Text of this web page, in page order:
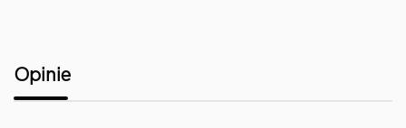
Opinie